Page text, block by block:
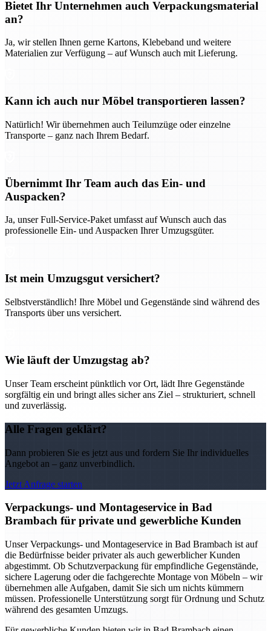
Bietet Ihr Unternehmen auch Verpackungsmaterial
an?
Ja, wir stellen Ihnen gerne Kartons, Klebeband und weitere
Materialien zur Verfügung – auf Wunsch auch mit Lieferung.
Kann ich auch nur Möbel transportieren lassen?
Natürlich! Wir übernehmen auch Teilumzüge oder einzelne
Transporte – ganz nach Ihrem Bedarf.
Übernimmt Ihr Team auch das Ein- und
Auspacken?
Ja, unser Full-Service-Paket umfasst auf Wunsch auch das
professionelle Ein- und Auspacken Ihrer Umzugsgüter.
Ist mein Umzugsgut versichert?
Selbstverständlich! Ihre Möbel und Gegenstände sind während des
Transports über uns versichert.
Wie läuft der Umzugstag ab?
Unser Team erscheint pünktlich vor Ort, lädt Ihre Gegenstände
sorgfältig ein und bringt alles sicher ans Ziel – strukturiert, schnell
und zuverlässig.
Alle Fragen geklärt?
Dann probieren Sie es jetzt aus und fordern Sie Ihr individuelles
Angebot an – ganz unverbindlich.
Jetzt Anfrage starten
Verpackungs- und Montageservice in Bad
Brambach für private und gewerbliche Kunden
Unser Verpackungs- und Montageservice in Bad Brambach ist auf
die Bedürfnisse beider privater als auch gewerblicher Kunden
abgestimmt. Ob Schutzverpackung für empfindliche Gegenstände,
sichere Lagerung oder die fachgerechte Montage von Möbeln – wir
übernehmen alle Aufgaben, damit Sie sich um nichts kümmern
müssen. Professionelle Unterstützung sorgt für Ordnung und Schutz
während des gesamten Umzugs.